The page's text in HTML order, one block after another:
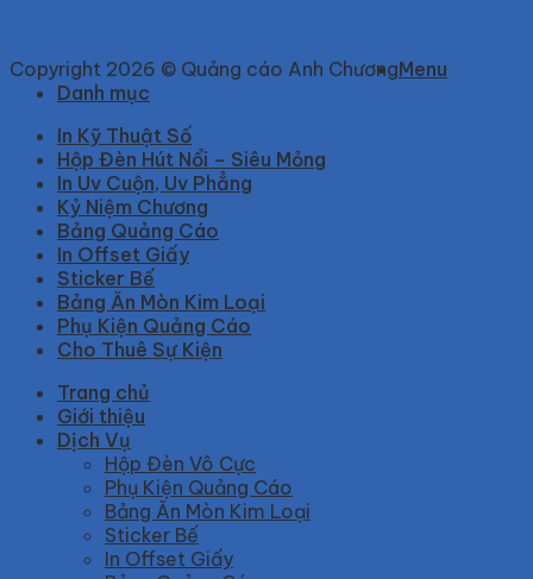
Copyright 2026 © Quảng cáo Anh ChươngMenu
Danh mục
In Kỹ Thuật Số
Hộp Đèn Hút Nổi – Siêu Mỏng
In Uv Cuộn, Uv Phẳng
Kỷ Niệm Chương
Bảng Quảng Cáo
In Offset Giấy
Sticker Bế
Bảng Ăn Mòn Kim Loại
Phụ Kiện Quảng Cáo
Cho Thuê Sự Kiện
Trang chủ
Giới thiệu
Dịch Vụ
Hộp Đèn Vô Cực
Phụ Kiện Quảng Cáo
Bảng Ăn Mòn Kim Loại
Sticker Bế
In Offset Giấy